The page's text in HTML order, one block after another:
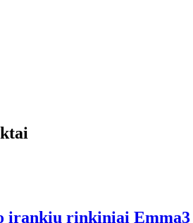
įrankių rinkiniai Emma3